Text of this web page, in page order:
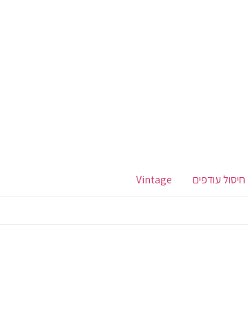
חיסול עודפים Vintage